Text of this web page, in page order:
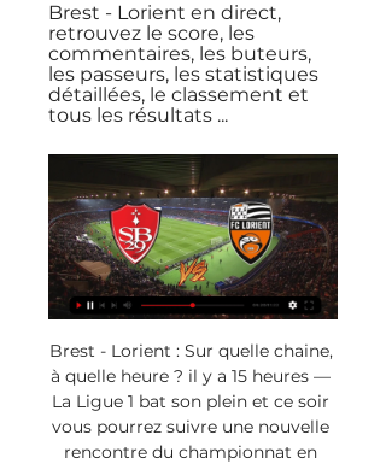
Brest - Lorient en direct,
retrouvez le score, les
commentaires, les buteurs,
les passeurs, les statistiques
détaillées, le classement et
tous les résultats ...
Brest - Lorient : Sur quelle chaine,
à quelle heure ? il y a 15 heures —
La Ligue 1 bat son plein et ce soir
vous pourrez suivre une nouvelle
rencontre du championnat en